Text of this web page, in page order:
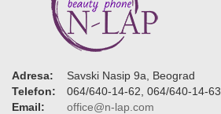
Adresa:
Savski Nasip 9a, Beograd
Telefon:
064/640-14-62, 064/640-14-63
Email:
office@n-lap.com